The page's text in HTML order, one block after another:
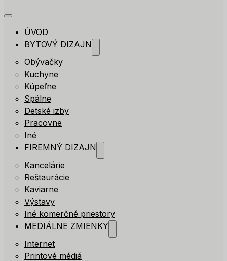
ÚVOD
BYTOVÝ DIZAJN
Obývačky
Kuchyne
Kúpeľne
Spálne
Detské izby
Pracovne
Iné
FIREMNÝ DIZAJN
Kancelárie
Reštaurácie
Kaviarne
Výstavy
Iné komerčné priestory
MEDIÁLNE ZMIENKY
Internet
Printové médiá